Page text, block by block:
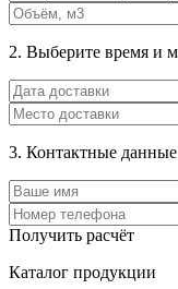
2. Выберите время и
3. Контактные данные
Получить расчёт
Каталог продукции